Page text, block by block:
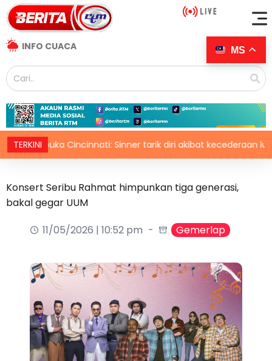
INFO CUACA
TERKINICincinnati: Sinner tarik diri akibat kecederaan lutut
Konsert Seribu Rahmat himpunkan tiga generasi,
bakal gegar UUM
11/05/2026 | 10:52 pm
Gemerlap
MS